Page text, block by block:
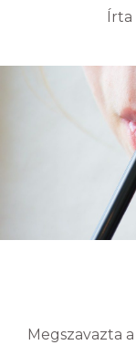
Írta
Megszavazta a